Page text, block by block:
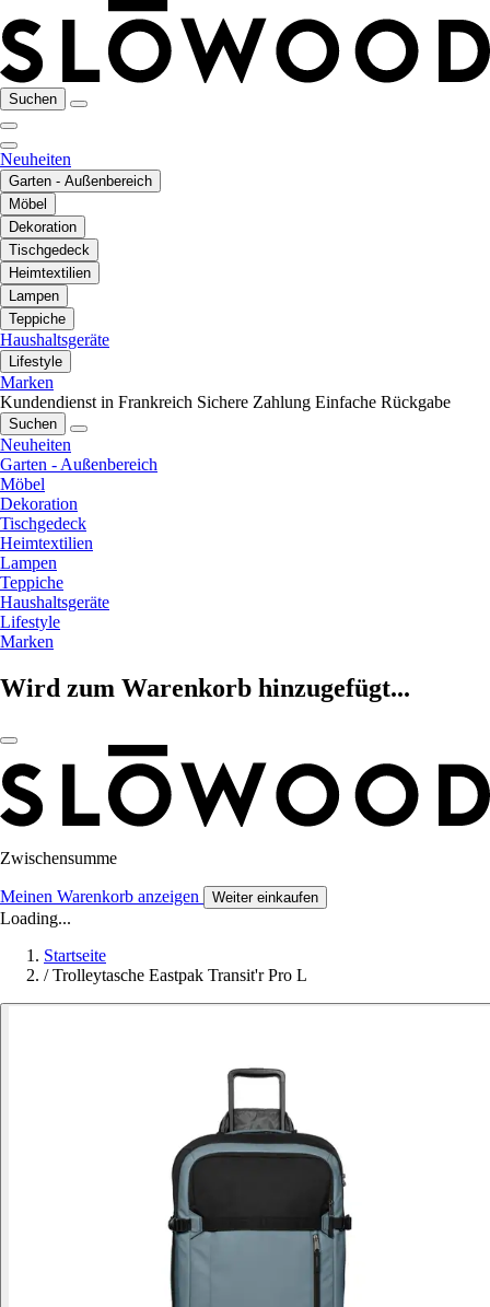
Suchen
Neuheiten
Garten - Außenbereich
Möbel
Dekoration
Tischgedeck
Heimtextilien
Lampen
Teppiche
Haushaltsgeräte
Lifestyle
Marken
Kundendienst in Frankreich Sichere Zahlung Einfache Rückgabe
Suchen
Neuheiten
Garten - Außenbereich
Möbel
Dekoration
Tischgedeck
Heimtextilien
Lampen
Teppiche
Haushaltsgeräte
Lifestyle
Marken
Wird zum Warenkorb hinzugefügt...
Zwischensumme
Meinen Warenkorb anzeigen Weiter einkaufen
Loading...
Startseite
/ Trolleytasche Eastpak Transit'r Pro L